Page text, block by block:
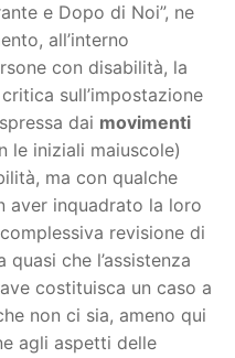
e Dopo di Noi”, ne
all’interno
con disabilità, la
sull’impostazione
dai movimenti
le iniziali maiuscole)
ma con qualche
aver inquadrato la loro
revisione di
che l’assistenza
costituisca un caso a
non ci sia, ameno qui
agli aspetti delle